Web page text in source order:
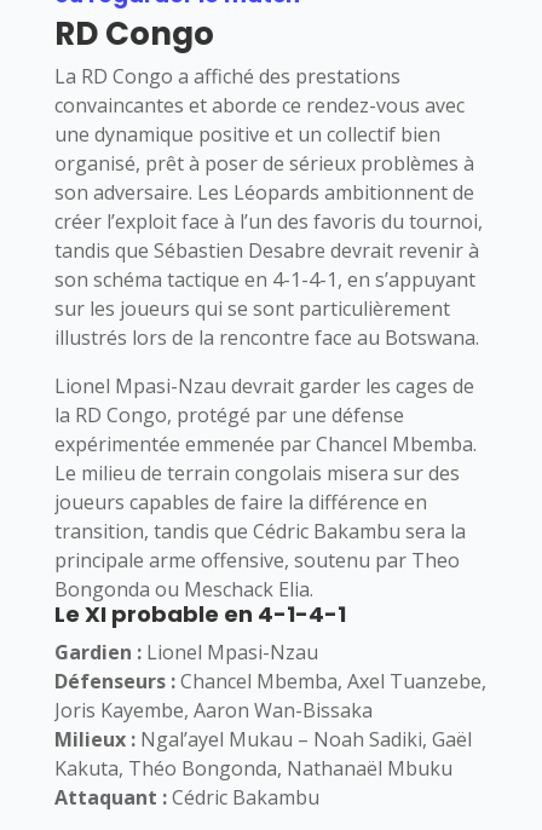
RD Congo
La RD Congo a affiché des prestations
convaincantes et aborde ce rendez-vous avec
une dynamique positive et un collectif bien
organisé, prêt à poser de sérieux problèmes à
son adversaire. Les Léopards ambitionnent de
créer l’exploit face à l’un des favoris du tournoi,
tandis que Sébastien Desabre devrait revenir à
son schéma tactique en 4-1-4-1, en s’appuyant
sur les joueurs qui se sont particulièrement
illustrés lors de la rencontre face au Botswana.
Lionel Mpasi-Nzau devrait garder les cages de
la RD Congo, protégé par une défense
expérimentée emmenée par Chancel Mbemba.
Le milieu de terrain congolais misera sur des
joueurs capables de faire la différence en
transition, tandis que Cédric Bakambu sera la
principale arme offensive, soutenu par Theo
Bongonda ou Meschack Elia.
Le XI probable en 4-1-4-1
Gardien : Lionel Mpasi-Nzau
Défenseurs :Chancel Mbemba, Axel Tuanzebe,
Joris Kayembe, Aaron Wan-Bissaka
Milieux :Ngal’ayel Mukau – Noah Sadiki, Gaël
Kakuta, Théo Bongonda, Nathanaël Mbuku
Attaquant :Cédric Bakambu